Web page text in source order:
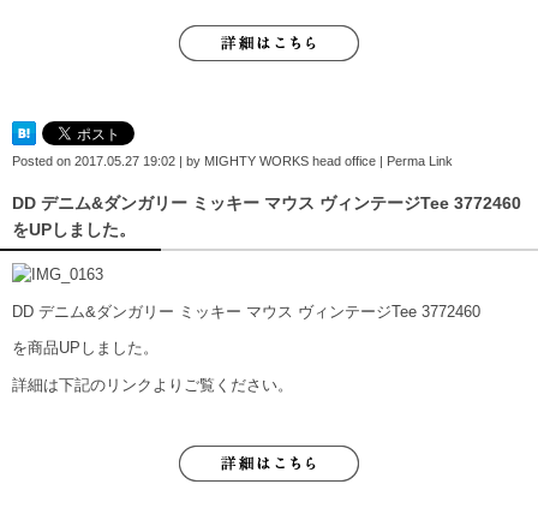
Posted on 2017.05.27 19:02 by MIGHTY WORKS head office Perma Link
DD デニム&ダンガリー ミッキー マウス ヴィンテージTee 3772460
をUPしました。
DD デニム&ダンガリー ミッキー マウス ヴィンテージTee 3772460
を商品UPしました。
詳細は下記のリンクよりご覧ください。